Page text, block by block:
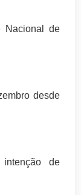
Nacional de
desde
de